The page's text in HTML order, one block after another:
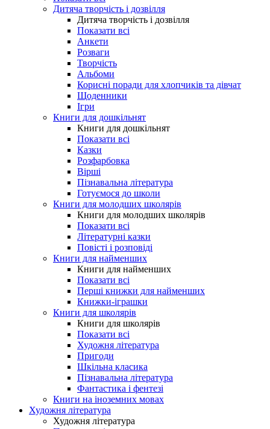
Дитяча творчість і дозвілля
Дитяча творчість і дозвілля
Показати всі
Анкети
Розваги
Творчість
Альбоми
Корисні поради для хлопчиків та дівчат
Щоденники
Ігри
Книги для дошкільнят
Книги для дошкільнят
Показати всі
Казки
Розфарбовка
Вірші
Пізнавальна література
Готуємося до школи
Книги для молодших школярів
Книги для молодших школярів
Показати всі
Літературні казки
Повісті і розповіді
Книги для найменших
Книги для найменших
Показати всі
Перші книжки для найменших
Книжки-іграшки
Книги для школярів
Книги для школярів
Показати всі
Художня література
Пригоди
Шкільна класика
Пізнавальна література
Фантастика і фентезі
Книги на іноземних мовах
Художня література
Художня література